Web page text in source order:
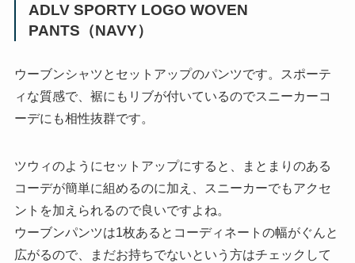
ADLV SPORTY LOGO WOVEN
PANTS（NAVY）
ウーブンシャツとセットアップのパンツです。スポーテ
ィな質感で、裾にもリブが付いているのでスニーカーコ
ーデにも相性抜群です。
ツウィのようにセットアップにすると、まとまりのある
コーデが簡単に組めるのに加え、スニーカーでもアクセ
ントを加えられるので良いですよね。
ウーブンパンツは1枚あるとコーディネートの幅がぐんと
広がるので、まだお持ちでないという方はチェックして